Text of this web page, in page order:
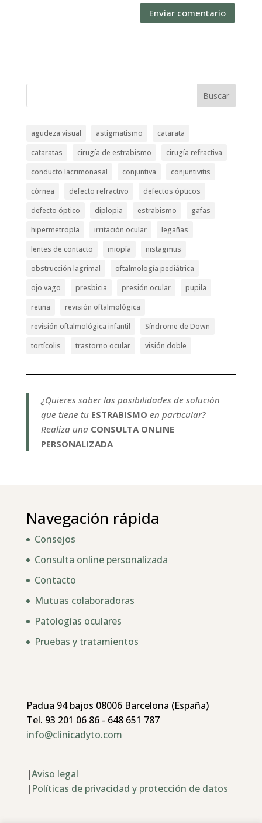
Buscar
agudeza visual astigmatismo
catarata
cataratas
cirugía de estrabismo
cirugía refractiva
conducto lacrimonasal
conjuntiva
conjuntivitis
córnea
defecto refractivo
defectos ópticos
defecto óptico
diplopia estrabismo
gafas
hipermetropía
irritación ocular
legañas
lentes de contacto
miopía
nistagmus
obstrucción lagrimal
oftalmología pediátrica
ojo vago
presbicia presión ocular
pupila
retina
revisión oftalmológica
revisión oftalmológica infantil
Síndrome de Down
tortícolis
trastorno ocular visión doble
¿Quieres saber las posibilidades de solución
que tiene tu ESTRABISMO en particular?
Realiza una CONSULTA ONLINE
PERSONALIZADA
Navegación rápida
Consejos
Consulta online personalizada
Contacto
Mutuas colaboradoras
Patologías oculares
Pruebas y tratamientos
Padua 94 bajos 08006 Barcelona (España)
Tel. 93 201 06 86 - 648 651 787
info@clinicadyto.com
|Aviso legal
| Políticas de privacidad y protección de datos